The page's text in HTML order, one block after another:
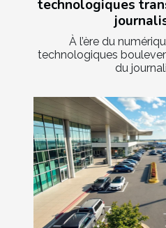
technologiques
À l’ère du
technologiques
du